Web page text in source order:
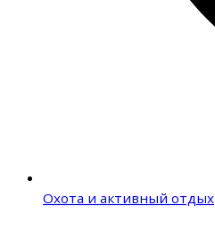
Охота и активный отдых